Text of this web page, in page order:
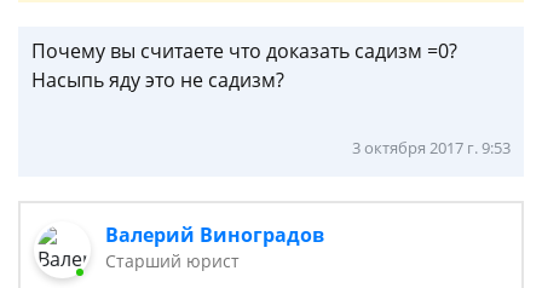
Почему вы считаете что доказать садизм =0?
Насыпь яду это не садизм?
3 октября 2017 г. 9:53
Валерий Виноградов
Старший юрист